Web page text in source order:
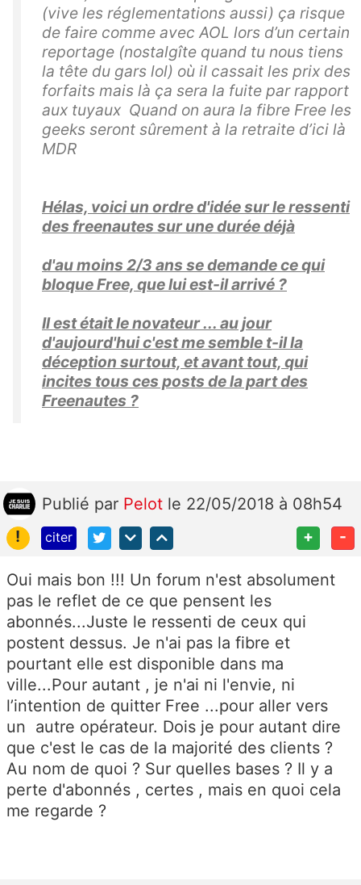
(vive les réglementations aussi) ça risque
de faire comme avec AOL lors d’un certain
reportage (nostalgîte quand tu nous tiens
la tête du gars lol) où il cassait les prix des
forfaits mais là ça sera la fuite par rapport
aux tuyaux Quand on aura la fibre Free les
geeks seront sûrement à la retraite d’ici là
MDR
Hélas, voici un ordre d'idée sur le ressenti
des freenautes sur une durée déjà
d'au moins 2/3 ans se demande ce qui
bloque Free, que lui est-il arrivé ?
Il est était le novateur ... au jour
d'aujourd'hui c'est me semble t-il la
déception surtout, et avant tout, qui
incites tous ces posts de la part des
Freenautes ?
Publié par Pelot le 22/05/2018 à 08h54
!
citer + -
Oui mais bon !!! Un forum n'est absolument
pas le reflet de ce que pensent les
abonnés...Juste le ressenti de ceux qui
postent dessus. Je n'ai pas la fibre et
pourtant elle est disponible dans ma
ville...Pour autant , je n'ai ni l'envie, ni
l’intention de quitter Free ...pour aller vers
un autre opérateur. Dois je pour autant dire
que c'est le cas de la majorité des clients ?
Au nom de quoi ? Sur quelles bases ? Il y a
perte d'abonnés , certes , mais en quoi cela
me regarde ?